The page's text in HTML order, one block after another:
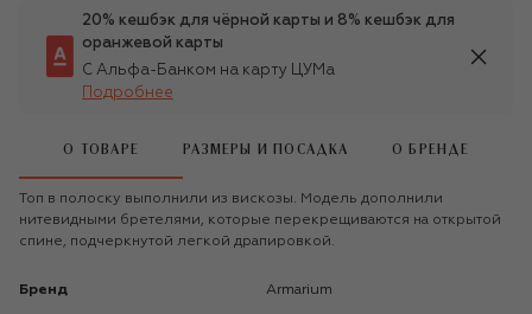
20% кешбэк для чёрной карты и 8% кешбэк для
оранжевой карты
С Альфа-Банком на карту ЦУМа
Подробнее
О ТОВАРЕ РАЗМЕРЫ И ПОСАДКА О БРЕНДЕ
Топ в полоску выполнили из вискозы. Модель дополнили
нитевидными бретелями, которые перекрещиваются на открытой
спине, подчеркнутой легкой драпировкой.
Бренд Armarium